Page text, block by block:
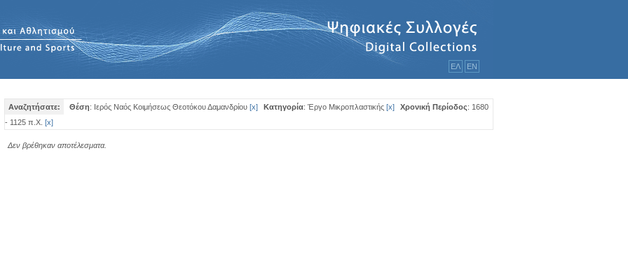
ΕΛ ΕΝ
Αναζητήσατε: Θέση: Ιερός Ναός Κοιμήσεως Θεοτόκου Δαμανδρίου [x] Κατηγορία: Έργο Μικροπλαστικής [x] Χρονική Περίοδος: 1680
- 1125 π.Χ. [x]
Δεν βρέθηκαν αποτέλεσματα.